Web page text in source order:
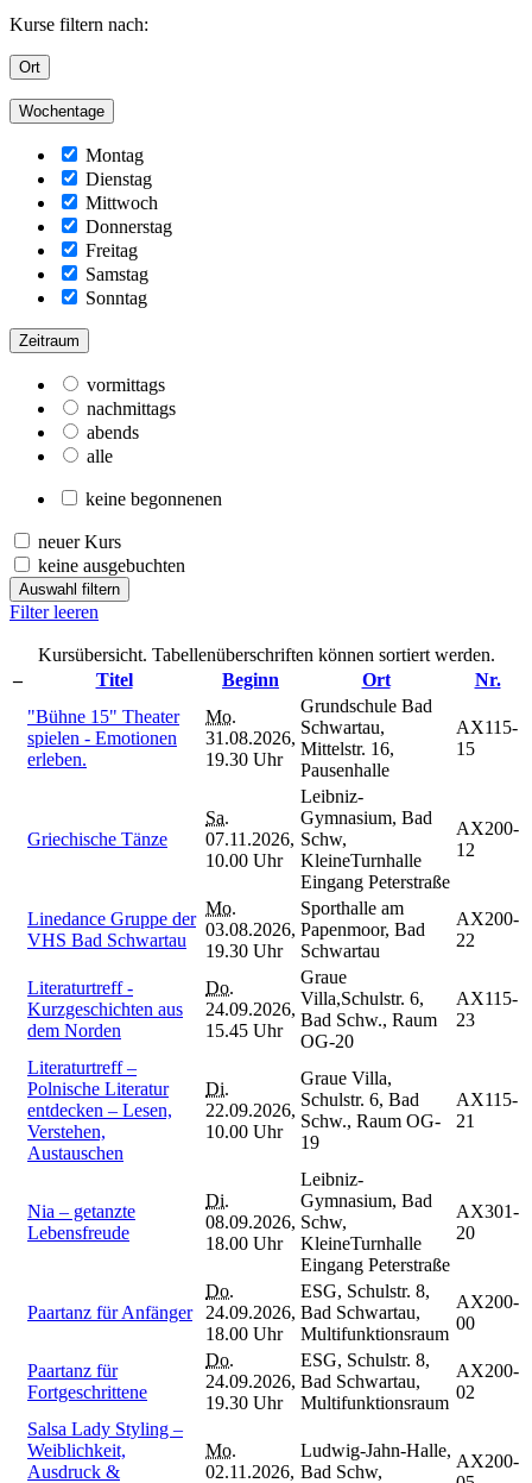
Kurse filtern nach:
Ort
Wochentage
Montag
Dienstag
Mittwoch
Donnerstag
Freitag
Samstag
Sonntag
Zeitraum
vormittags
nachmittags
abends
alle
keine begonnenen
neuer Kurs
keine ausgebuchten
Auswahl filtern
Filter leeren
Kursübersicht. Tabellenüberschriften können sortiert werden.
–
Titel Beginn Ort
Nr.
"Bühne 15" Theater
spielen - Emotionen
erleben.
Mo.
31.08.2026,
19.30 Uhr
Grundschule Bad
Schwartau,
Mittelstr. 16,
Pausenhalle
AX115-
15
Griechische Tänze
Sa.
07.11.2026,
10.00 Uhr
Leibniz-
Gymnasium, Bad
Schw,
KleineTurnhalle
Eingang Peterstraße
AX200-
12
Linedance Gruppe der
VHS Bad Schwartau
Mo.
03.08.2026,
19.30 Uhr
Sporthalle am
Papenmoor, Bad
Schwartau
AX200-
22
Literaturtreff -
Kurzgeschichten aus
dem Norden
Do.
24.09.2026,
15.45 Uhr
Graue
Villa,Schulstr. 6,
Bad Schw., Raum
OG-20
AX115-
23
Literaturtreff –
Polnische Literatur
entdecken – Lesen,
Verstehen,
Austauschen
Di.
22.09.2026,
10.00 Uhr
Graue Villa,
Schulstr. 6, Bad
Schw., Raum OG-
19
AX115-
21
Nia – getanzte
Lebensfreude
Di.
08.09.2026,
18.00 Uhr
Leibniz-
Gymnasium, Bad
Schw,
KleineTurnhalle
Eingang Peterstraße
AX301-
20
Paartanz für Anfänger
Do.
24.09.2026,
18.00 Uhr
ESG, Schulstr. 8,
Bad Schwartau,
Multifunktionsraum
AX200-
00
Paartanz für
Fortgeschrittene
Do.
24.09.2026,
19.30 Uhr
ESG, Schulstr. 8,
Bad Schwartau,
Multifunktionsraum
AX200-
02
Salsa Lady Styling –
Weiblichkeit,
Ausdruck &
Mo.
02.11.2026,
Ludwig-Jahn-Halle,
Bad Schw,
AX200-